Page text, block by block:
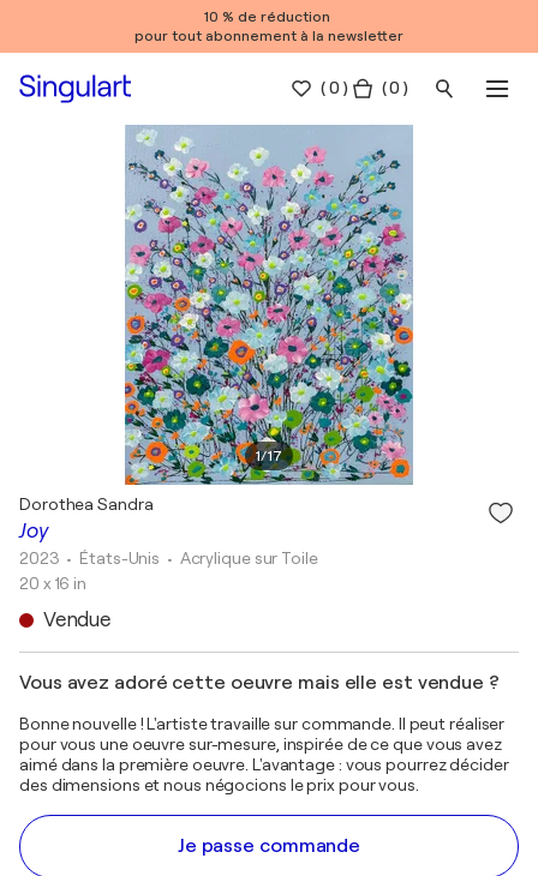
10 % de réduction
pour tout abonnement à la newsletter
(0 ) ( 0 )
1/17
Joy
Dorothea Sandra
2023 • États-Unis • Acrylique sur Toile
20 x 16 in
Vendue
Vous avez adoré cette oeuvre mais elle est vendue ?
Bonne nouvelle ! L'artiste travaille sur commande. Il peut réaliser
pour vous une oeuvre sur-mesure, inspirée de ce que vous avez
aimé dans la première oeuvre. L'avantage : vous pourrez décider
des dimensions et nous négocions le prix pour vous.
Je passe commande